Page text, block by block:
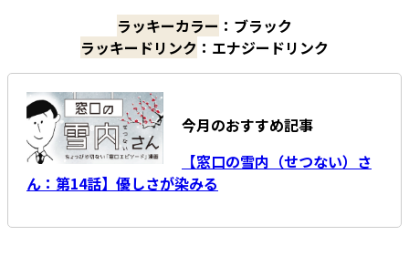
ラッキーカラー ：ブラック
ラッキードリンク ：エナジードリンク
今月のおすすめ記事
【窓口の雪内（せつない）さ
ん：第14話】優しさが染みる